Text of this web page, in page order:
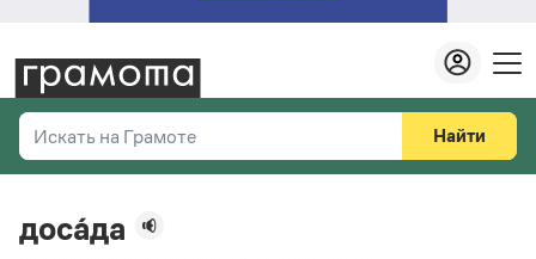
Искать на Грамоте
Справочная служба
Найти
доса́да